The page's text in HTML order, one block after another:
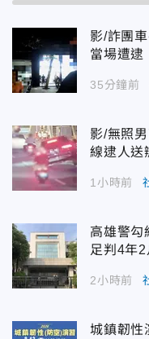
影/詐團
當場遭逮
35分鐘前
影/無照
線逮人送
1小時前
高雄警
足判4年2
2小時前
城鎮韌